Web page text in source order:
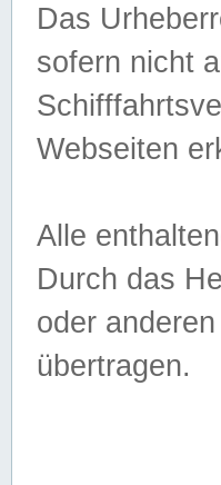
Das
sofern nicht
Webseiten
Alle
Durch das
oder
übertragen.